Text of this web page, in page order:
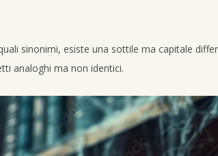
sinonimi, esiste una sottile ma capitale
analoghi ma non identici.